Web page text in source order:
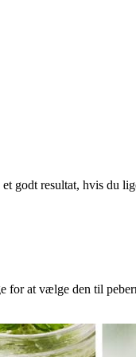
godt resultat, hvis du
at vælge den til